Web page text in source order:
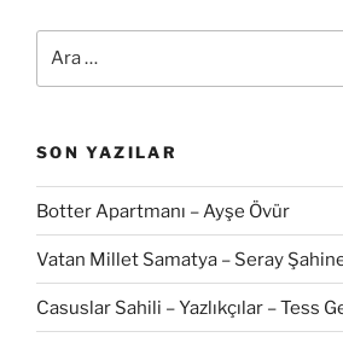
SON YAZILAR
Botter Apartmanı – Ayşe Övür
Vatan Millet Samatya – Seray
Casuslar Sahili – Yazlıkçılar – Tess